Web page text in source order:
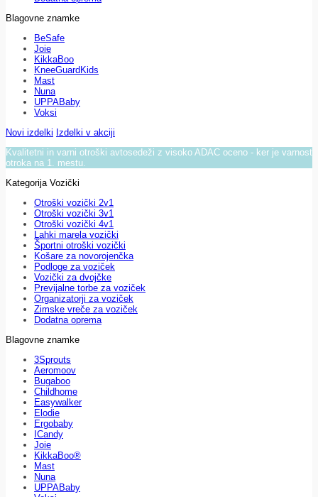
Blagovne znamke
BeSafe
Joie
KikkaBoo
KneeGuardKids
Mast
Nuna
UPPABaby
Voksi
Novi izdelki Izdelki v akciji
Kvalitetni in varni otroški avtosedeži z visoko ADAC oceno - ker je varnost
otroka na 1. mestu.
Kategorija Vozički
Otroški vozički 2v1
Otroški vozički 3v1
Otroški vozički 4v1
Lahki marela vozički
Športni otroški vozički
Košare za novorojenčka
Podloge za voziček
Vozički za dvojčke
Previjalne torbe za voziček
Organizatorji za voziček
Zimske vreče za voziček
Dodatna oprema
Blagovne znamke
3Sprouts
Aeromoov
Bugaboo
Childhome
Easywalker
Elodie
Ergobaby
ICandy
Joie
KikkaBoo®
Mast
Nuna
UPPABaby